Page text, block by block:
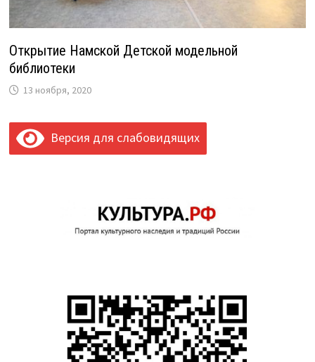
Открытие Намской Детской модельной
библиотеки
13 ноября, 2020
Версия для слабовидящих